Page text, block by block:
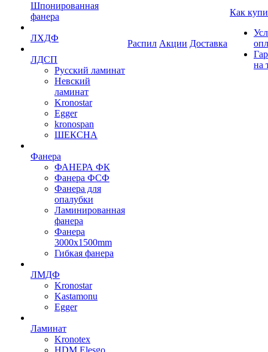
Шпонированная
фанера
ЛХДФ
ЛДСП
Русский ламинат
Невский
ламинат
Kronostar
Egger
kronospan
ШЕКСНА
Фанера
ФАНЕРА ФК
Фанера ФСФ
Фанера для
опалубки
Ламинированная
фанера
Фанера
3000х1500mm
Гибкая фанера
ЛМДФ
Kronostar
Kastamonu
Egger
Ламинат
Kronotex
HDM Elesgo
Распил Акции Доставка
Как
на